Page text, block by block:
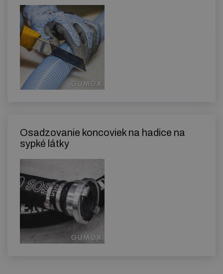
Osadzovanie koncoviek na hadice na
sypké látky